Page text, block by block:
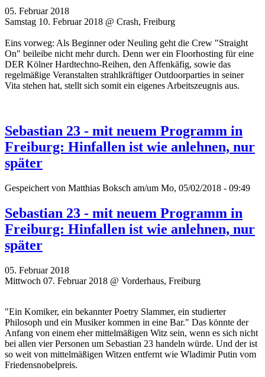
05. Februar 2018
Samstag 10. Februar 2018 @ Crash, Freiburg
Eins vorweg: Als Beginner oder Neuling geht die Crew "Straight
On" beileibe nicht mehr durch. Denn wer ein Floorhosting für eine
DER Kölner Hardtechno-Reihen, den Affenkäfig, sowie das
regelmäßige Veranstalten strahlkräftiger Outdoorparties in seiner
Vita stehen hat, stellt sich somit ein eigenes Arbeitszeugnis aus.
Sebastian 23 - mit neuem Programm in
Freiburg: Hinfallen ist wie anlehnen, nur
später
Gespeichert von Matthias Boksch am/um Mo, 05/02/2018 - 09:49
Sebastian 23 - mit neuem Programm in
Freiburg: Hinfallen ist wie anlehnen, nur
später
05. Februar 2018
Mittwoch 07. Februar 2018 @ Vorderhaus, Freiburg
"Ein Komiker, ein bekannter Poetry Slammer, ein studierter
Philosoph und ein Musiker kommen in eine Bar." Das könnte der
Anfang von einem eher mittelmäßigen Witz sein, wenn es sich nicht
bei allen vier Personen um Sebastian 23 handeln würde. Und der ist
so weit von mittelmäßigen Witzen entfernt wie Wladimir Putin vom
Friedensnobelpreis.